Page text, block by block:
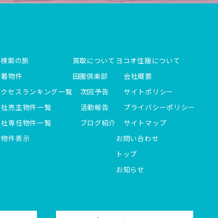
索の旅
物件
セスランキング一覧
売主物件一覧
専任物件一覧
件表示
買取について
田園倶楽部
次回予告
活動報告
ブログ紹介
ヨコオ住販について
会社概要
サイトポリシー
プライバシーポリシー
サイトマップ
お問い合わせ
トップ
お知らせ